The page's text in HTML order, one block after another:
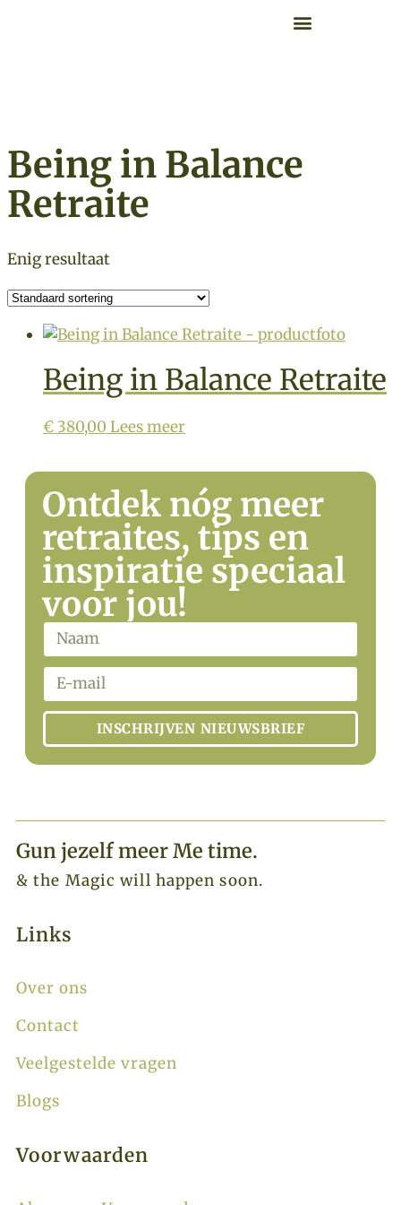
Being in Balance
Retraite
Enig resultaat
Being in Balance Retraite
€ 380,00 Lees meer
Ontdek nóg meer
retraites, tips en
inspiratie speciaal
voor jou!
INSCHRIJVEN NIEUWSBRIEF
Gun jezelf meer Me time.​
& the Magic will happen soon.
Links
Over ons
Contact
Veelgestelde vragen
Blogs
Voorwaarden